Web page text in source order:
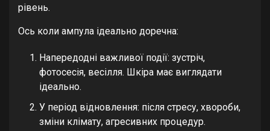
рівень.
Ось коли ампула ідеально доречна:
Напередодні важливої події: зустріч,
фотосесія, весілля. Шкіра має виглядати
ідеально.
У період відновлення: після стресу, хвороби,
зміни клімату, агресивних процедур.